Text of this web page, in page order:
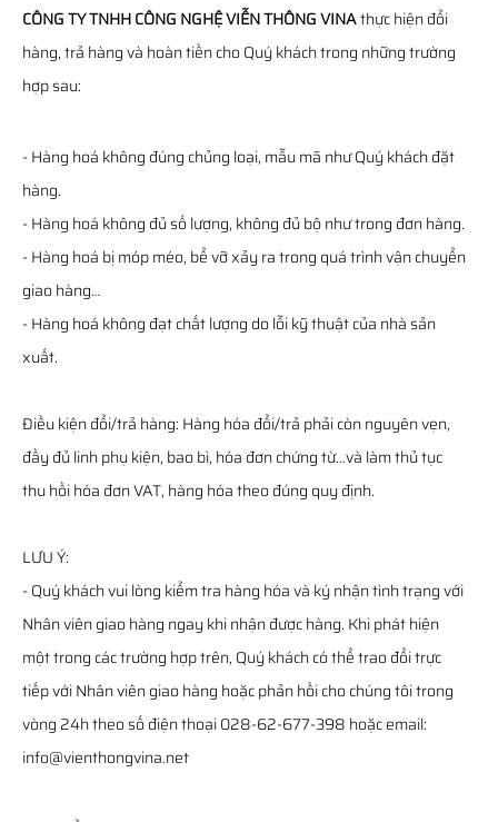
CÔNG TY TNHH CÔNG NGHỆ VIỄN THÔNG VINAthực hiện đổi
hàng, trả hàng và hoàn tiền cho Quý khách trong những trường
hợp sau:
- Hàng hoá không đúng chủng loại, mẫu mã như Quý khách đặt
hàng.
- Hàng hoá không đủ số lượng, không đủ bộ như trong đơn hàng.
- Hàng hoá bị móp méo, bể vỡ xảy ra trong quá trình vận chuyển
giao hàng…
- Hàng hoá không đạt chất lượng do lỗi kỹ thuật của nhà sản
xuất.
Điều kiện đổi/trả hàng: Hàng hóa đổi/trả phải còn nguyên vẹn,
đầy đủ linh phụ kiện, bao bì, hóa đơn chứng từ…và làm thủ tục
thu hồi hóa đơn VAT, hàng hóa theo đúng quy định.
LƯU Ý:
- Quý khách vui lòng kiểm tra hàng hóa và ký nhận tình trạng với
Nhân viên giao hàng ngay khi nhận được hàng. Khi phát hiện
một trong các trường hợp trên, Quý khách có thể trao đổi trực
tiếp với Nhân viên giao hàng hoặc phản hồi cho chúng tôi trong
vòng 24h theo số điện thoại 028-62-677-398 hoặc email:
info@vienthongvina.net